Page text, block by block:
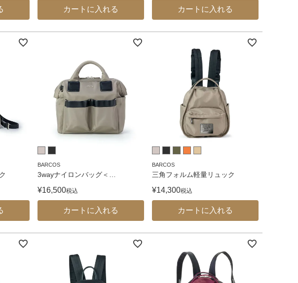
カートに入れる カートに入れる
BARCOS
3wayナイロンバッグ＜
¥16,500税込
カートに入れる
BARCOS
三角フォルム軽量リュック
¥14,300税込
カートに入れる